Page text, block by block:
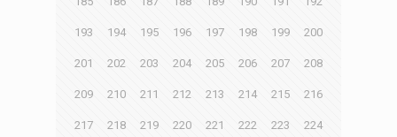
193 194 195 196 197 198 199 200
201 202 203 204 205 206 207 208
209 210 211 212 213 214 215 216
217 218 219 220 221 222 223 224